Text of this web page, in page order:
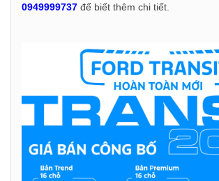
0949999737 để biết thêm chi tiết.